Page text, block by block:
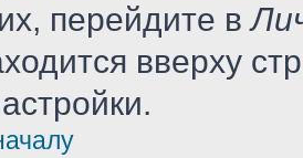
перейдите в
вверху